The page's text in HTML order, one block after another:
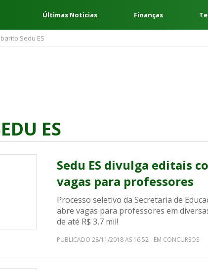
Últimas Noticias Finanças
Sedu ES
ES
Sedu ES divulga editais
vagas para professores
Processo seletivo da Secretaria de
abre vagas para professores em
de até R$ 3,7 mil!
PUBLICADO 28/11/2018 AS 16:52 - EM CONCURSOS